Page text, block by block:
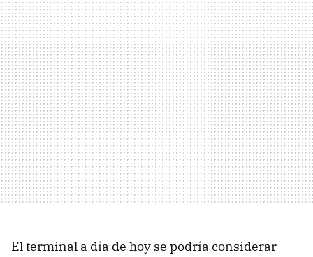
El terminal a día de hoy se podría considerar